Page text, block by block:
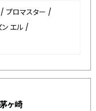
/ プロマスター /
ン エル /
ヶ崎